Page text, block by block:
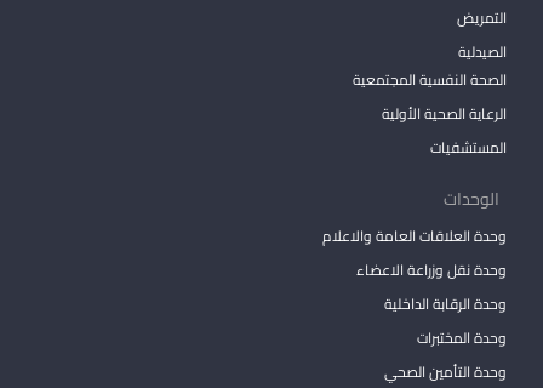
التمريض
الصيدلية
الصحة النفسية المجتمعية
الرعاية الصحية الأولية
المستشفيات
الوحدات
وحدة العلاقات العامة والاعلام
وحدة نقل وزراعة الاعضاء
وحدة الرقابة الداخلية
وحدة المختبرات
وحدة التأمين الصحي